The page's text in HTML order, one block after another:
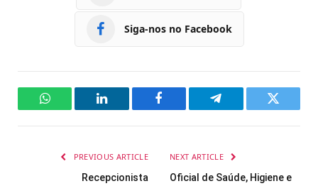
Siga-nos no Facebook
WhatsAppLinkedIn Facebook Telegram Twitter
PREVIOUS ARTICLE
Recepcionista
NEXT ARTICLE
Oficial de Saúde, Higiene e